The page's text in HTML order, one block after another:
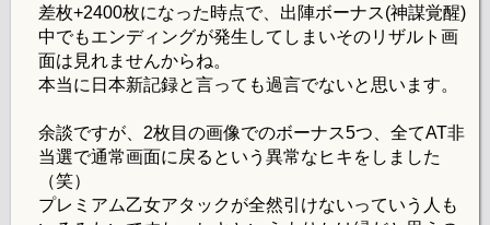
差枚+2400枚になった時点で、出陣ボーナス(神謀覚醒)
中でもエンディングが発生してしまいそのリザルト画
面は見れませんからね。
本当に日本新記録と言っても過言でないと思います。
余談ですが、2枚目の画像でのボーナス5つ、全てAT非
当選で通常画面に戻るという異常なヒキをしました
（笑）
プレミアム乙女アタックが全然引けないっていう人も